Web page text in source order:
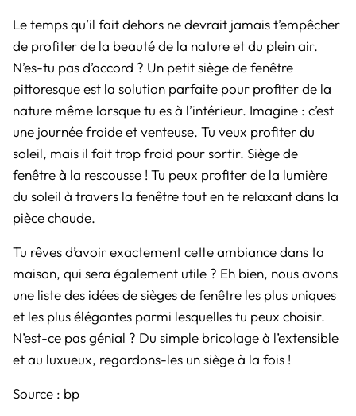
Le temps qu’il fait dehors ne devrait jamais t’empêcher
de profiter de la beauté de la nature et du plein air.
N’es-tu pas d’accord ? Un petit siège de fenêtre
pittoresque est la solution parfaite pour profiter de la
nature même lorsque tu es à l’intérieur. Imagine : c’est
une journée froide et venteuse. Tu veux profiter du
soleil, mais il fait trop froid pour sortir. Siège de
fenêtre à la rescousse ! Tu peux profiter de la lumière
du soleil à travers la fenêtre tout en te relaxant dans la
pièce chaude.
Tu rêves d’avoir exactement cette ambiance dans ta
maison, qui sera également utile ? Eh bien, nous avons
une liste des idées de sièges de fenêtre les plus uniques
et les plus élégantes parmi lesquelles tu peux choisir.
N’est-ce pas génial ? Du simple bricolage à l’extensible
et au luxueux, regardons-les un siège à la fois !
Source : bp